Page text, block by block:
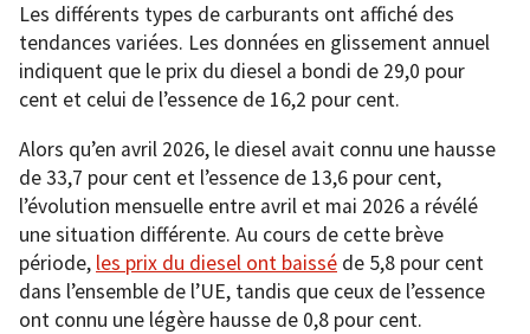
Les différents types de carburants ont affiché des
tendances variées. Les données en glissement annuel
indiquent que le prix du diesel a bondi de 29,0 pour
cent et celui de l’essence de 16,2 pour cent.
Alors qu’en avril 2026, le diesel avait connu une hausse
de 33,7 pour cent et l’essence de 13,6 pour cent,
l’évolution mensuelle entre avril et mai 2026 a révélé
une situation différente. Au cours de cette brève
période, les prix du diesel ont baissé de 5,8 pour cent
dans l’ensemble de l’UE, tandis que ceux de l’essence
ont connu une légère hausse de 0,8 pour cent.